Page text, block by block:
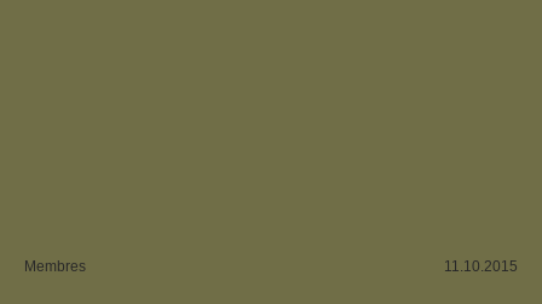
Membres 11.10.2015